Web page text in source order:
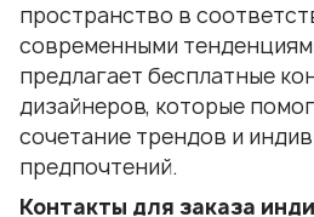
пространство в
современными
предлагает бесплатные
дизайнеров, которые
сочетание трендов и
предпочтений.
Контакты для заказа